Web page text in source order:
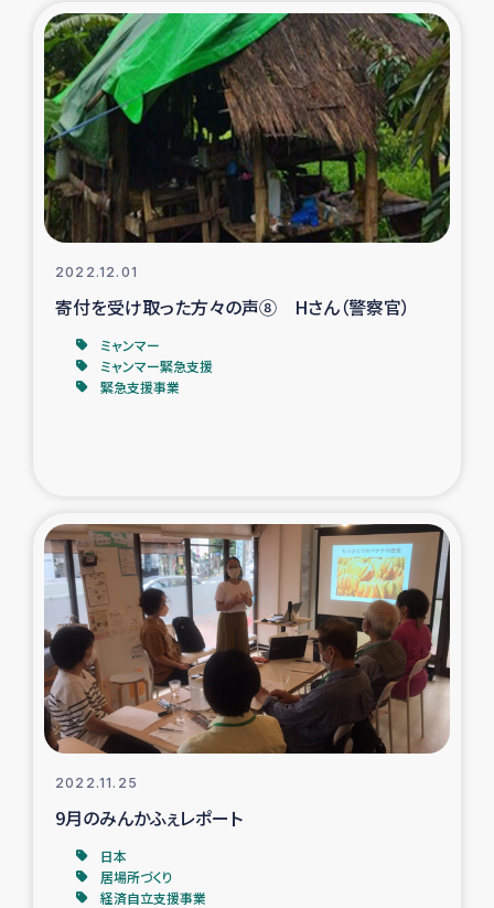
スリランカ 緊急人道支援
スリランカ南部洪水被災者支援
スリランカの南北女性をつなぐサリー・リサイクル・プロ
ジェクト
復興支援事業
ミャンマー緊急支援
タイ国境ミャンマー移民子ども支援
漁民によるマングローブ植林活動
レバノンでのシリア難民への食糧・越冬支援
レバノンでのシリア難民への教育支援事業
2022.12.01
寄付を受け取った方々の声⑧ Hさん（警察官）
ミャンマー
ミャンマー緊急支援
緊急支援事業
2022.11.25
9月のみんかふぇレポート
日本
居場所づくり
経済自立支援事業